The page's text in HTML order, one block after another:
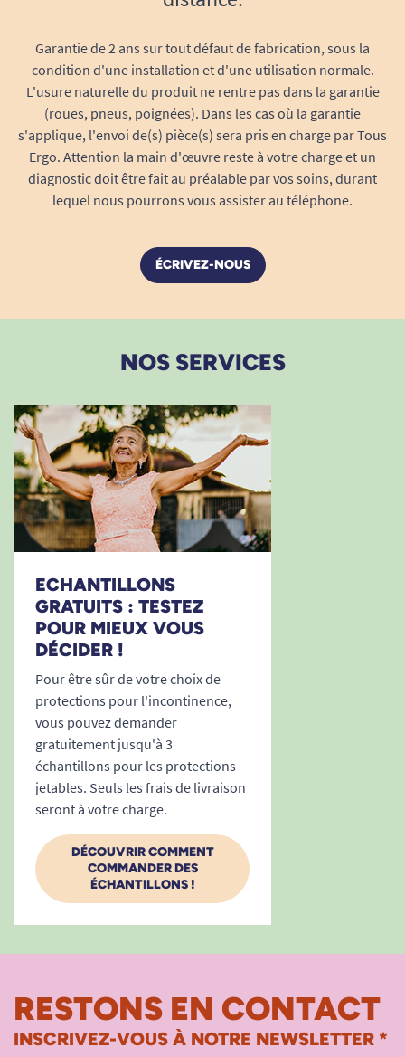
Essai facilité: possibilité de commander
un échantillon gratuitement pour vous
assurer que la taille et le niveau
d’absorption conviennent à votre besoin.
Le TENA Pants ProSkin Super Small,
en résumé
Pour fuites urinaires modérées à fortes
déplacements.
Tour de taille: 65 à 85 cm, adaptée aux
jeunes adultes minces, femmes et hommes
Absorption élevée: 2010 ml pour une
nuit.
Pack de 12 unités
: économique et
pratique pour une gestion sereine de
l’incontinence.
Ultra-doux, silencieux et respirant
respect de la peau, élimination des odeurs,
confort toute la journée sans frottements
ni gêne.
Discrétion et liberté de mouvement
protection invisible qui accompagne tous
vos gestes quotidiens sans concession.
Besoin de conseils pour l’incontinence ?
Découvrez notre guideComment bien vivre avec
l’incontinence ?
Voir tous les produits Tena.
Voir tous les produits Tena Pants.
Voir tous nos produits pour m'aider à gérer mes
problèmes d'incontinence.
Garantie de 2 ans sur tout défaut de fabrication, sous la
condition d'une installation et d'une utilisation normale.
L'usure naturelle du produit ne rentre pas dans la garantie
(roues, pneus, poignées). Dans les cas où la garantie
s'applique, l'envoi de(s) pièce(s) sera pris en charge par Tous
Ergo. Attention la main d'œuvre reste à votre charge et un
diagnostic doit être fait au préalable par vos soins, durant
lequel nous pourrons vous assister au téléphone.
ÉCRIVEZ-NOUS
NOS SERVICES
ECHANTILLONS
GRATUITS : TESTEZ
POUR MIEUX VOUS
DÉCIDER !
Pour être sûr de votre choix de
protections pour l'incontinence,
vous pouvez demander
gratuitement jusqu'à 3
échantillons pour les protections
jetables. Seuls les frais de livraison
seront à votre charge.
DÉCOUVRIR COMMENT
COMMANDER DES
ÉCHANTILLONS !
RESTONS EN CONTACT
INSCRIVEZ-VOUS À NOTRE NEWSLETTER *